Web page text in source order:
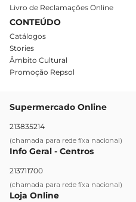
Livro de Reclamações Online
CONTEÚDO
Catálogos
Stories
Âmbito Cultural
Promoção Repsol
Supermercado Online
213835214
(chamada para rede fixa nacional)
Info Geral - Centros
213711700
(chamada para rede fixa nacional)
Loja Online